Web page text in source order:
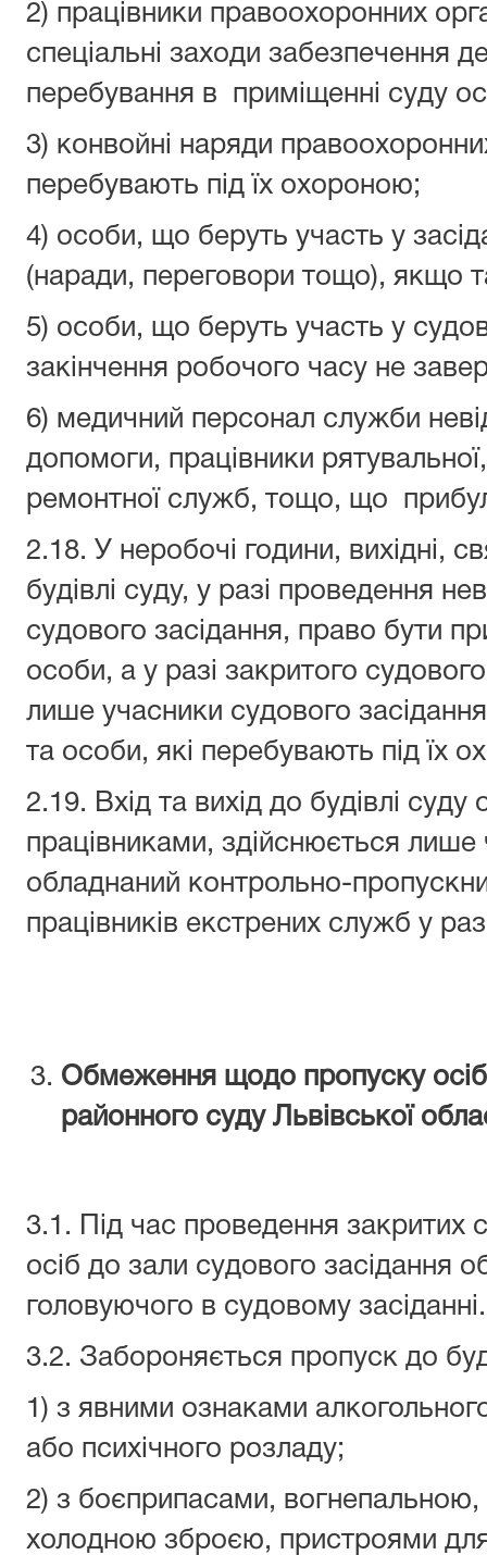
2) працівники правоохоронних
спеціальні заходи забезпечення
перебування в приміщенні суду
3) конвойні наряди
перебувають під їх охороною;
4) особи, що беруть участь у
(наради, переговори тощо), якщо
5) особи, що беруть участь у
закінчення робочого часу не
6) медичний персонал служби
допомоги, працівники рятувальної,
ремонтної служб, тощо, що
2.18. У неробочі години, вихідні,
будівлі суду, у разі проведення
судового засідання, право бути
особи, а у разі закритого
лише учасники судового
та особи, які перебувають під їх
2.19. Вхід та вихід до будівлі
працівниками, здійснюється лише
обладнаний контрольно-
працівників екстрених служб у
Обмеження щодо пропуску осіб
районного судуЛьвівської
3.1. Під час проведення закритих
осіб до зали судового засідання
головуючого в судовому засіданні.
3.2. Забороняється пропуск до
1) з явними ознаками
або психічного розладу;
2) з боєприпасами,
холодною зброєю, пристроями для